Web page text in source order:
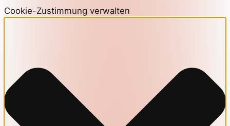
Cookie-Zustimmung verwalten